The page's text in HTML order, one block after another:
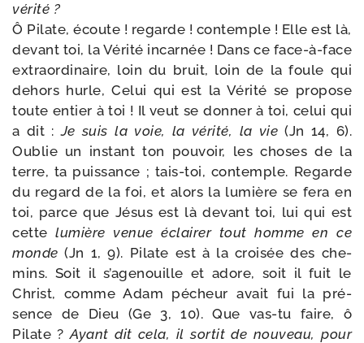
véri­té ?
Ô Pilate, écoute ! regarde ! contemple ! Elle est là,
devant toi, la Vérité incar­née ! Dans ce face-​à-​face
extra­or­di­naire, loin du bruit, loin de la foule qui
dehors hurle, Celui qui est la Vérité se pro­pose
toute entier à toi ! Il veut se don­ner à toi, celui qui
a dit :Je suis la voie, la véri­té, la vie (Jn 14, 6).
Oublie un ins­tant ton pou­voir, les choses de la
terre, ta puis­sance ; tais-​toi, contemple. Regarde
du regard de la foi, et alors la lumière se fera en
toi, parce que Jésus est là devant toi, lui qui est
cettelumière venue éclai­rer tout homme en ce
monde (Jn 1, 9). Pilate est à la croi­sée des che­
mins. Soit il s’agenouille et adore, soit il fuit le
Christ, comme Adam pécheur avait fui la pré­
sence de Dieu (Ge 3, 10). Que vas-​tu faire, ô
Pilate ?Ayant dit cela, il sor­tit de nou­veau, pour